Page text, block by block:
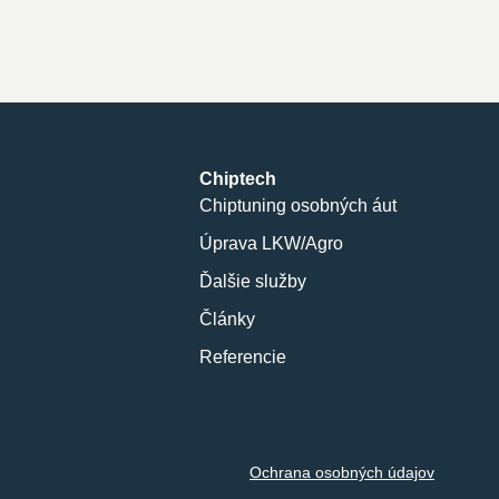
Chiptech
Chiptuning osobných áut
Úprava LKW/Agro
Ďalšie služby
Články
Referencie
Ochrana osobných údajov